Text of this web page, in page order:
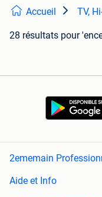
Accueil TV,
28 résultats pour
2ememain
Aide et Info